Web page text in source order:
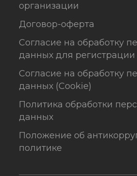
организации
Договор-оферта
Согласие на обработку
данных для регистрации
Согласие на обработку
данных (Cookie)
Политика обработки
данных
Положение об
политике